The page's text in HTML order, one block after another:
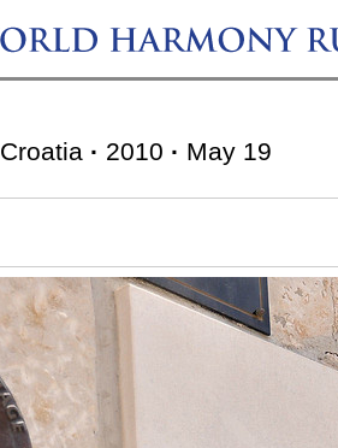
Croatia · 2010 · May 19